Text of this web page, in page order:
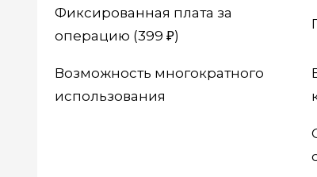
Фиксированная плата за
операцию (399 ₽)
Возможность многократного
использования